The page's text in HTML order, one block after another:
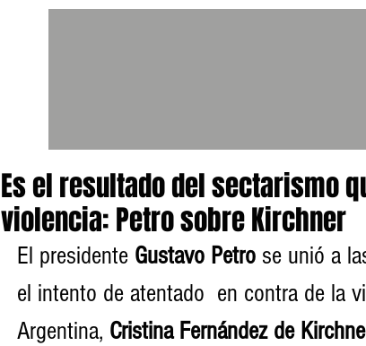
Es el resultado del sectarismo
violencia: Petro sobre Kirchner
El presidente Gustavo Petro se unió a
el intento de atentado  en contra de la
Argentina, Cristina Fernández de